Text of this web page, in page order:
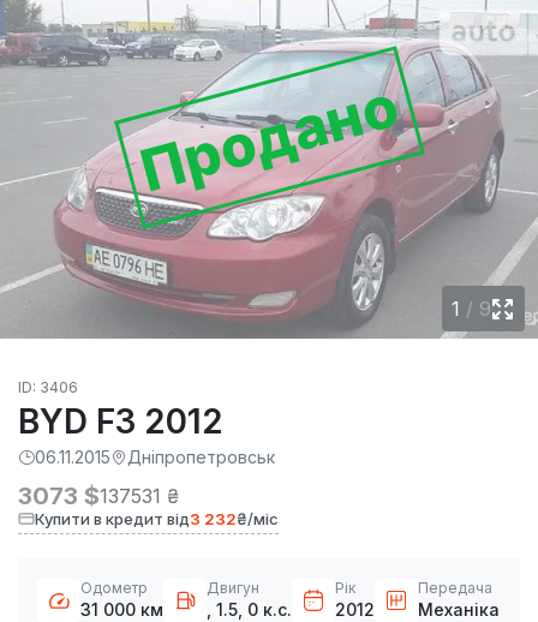
Продано
1 / 9
ID: 3406
BYD F3 2012
06.11.2015 Дніпропетровськ
3073 $137531 ₴
Купити в кредит від3 232₴/міс
Одометр
31 000 км
Двигун
, 1.5, 0 к.с.
Рік
2012
Передача
Механіка